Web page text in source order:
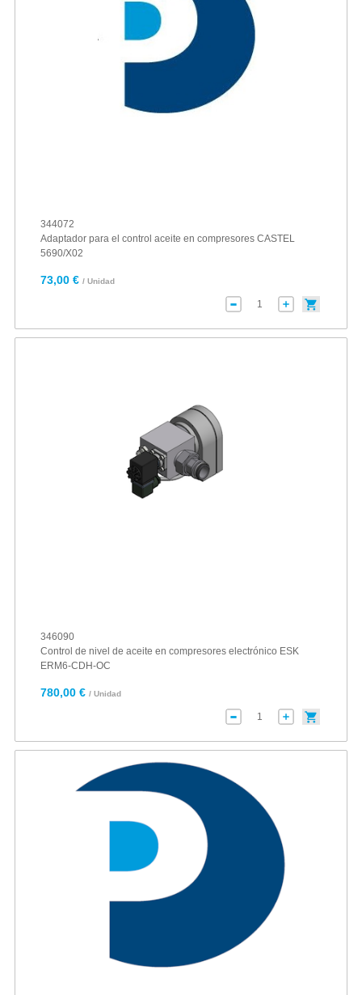
344072
Adaptador para el control aceite en compresores CASTEL
5690/X02
73,00 € / Unidad
346090
Control de nivel de aceite en compresores electrónico ESK
ERM6-CDH-OC
780,00 € / Unidad